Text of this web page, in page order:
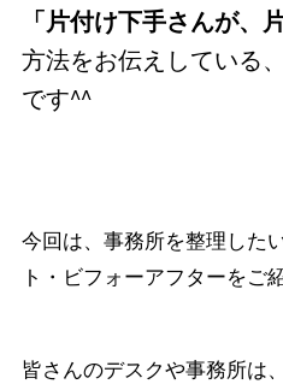
「片付け下手さんが、
方法をお伝えしている
です^^
今回は、事務所を整理した
ト・ビフォーアフターをご
皆さんのデスクや事務所は、